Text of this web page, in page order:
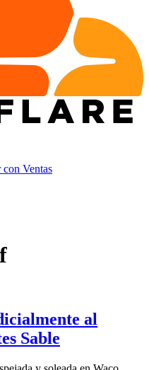
con Ventas
al
Sable